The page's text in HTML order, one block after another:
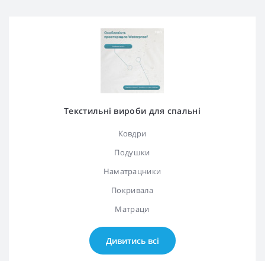
Текстильні вироби для спальні
Ковдри
Подушки
Наматрацники
Покривала
Матраци
Дивитись всі